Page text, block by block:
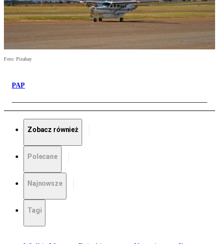
Foto: Pixabay
PAP
Zobacz również
Polecane
Najnowsze
Tagi